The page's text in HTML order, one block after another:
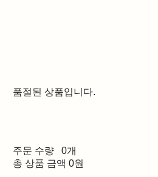
품절된 상품입니다.
주문 수량
0개
총 상품 금액 0원